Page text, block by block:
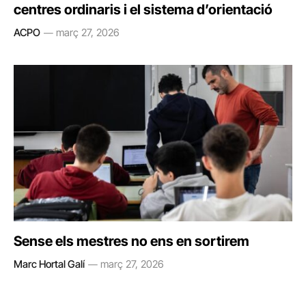
centres ordinaris i el sistema d’orientació
ACPO març 27, 2026
Sense els mestres no ens en sortirem
Marc Hortal Galí març 27, 2026